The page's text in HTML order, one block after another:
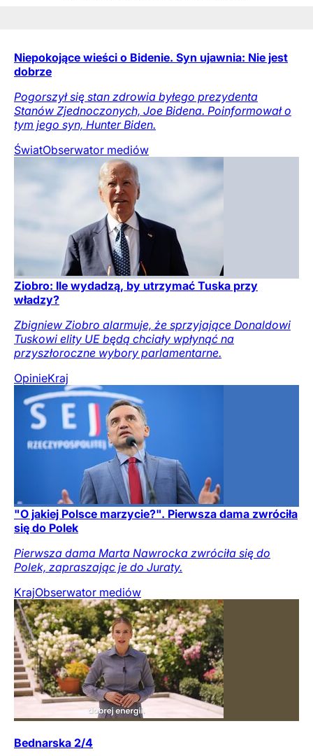
Niepokojące wieści o Bidenie. Syn ujawnia: Nie jest
dobrze
Pogorszył się stan zdrowia byłego prezydenta
Stanów Zjednoczonych, Joe Bidena. Poinformował o
tym jego syn, Hunter Biden.
ŚwiatObserwator mediów
Ziobro: Ile wydadzą, by utrzymać Tuska przy
władzy?
Zbigniew Ziobro alarmuje, że sprzyjające Donaldowi
Tuskowi elity UE będą chciały wpłynąć na
przyszłoroczne wybory parlamentarne.
OpinieKraj
"O jakiej Polsce marzycie?". Pierwsza dama zwróciła
się do Polek
Pierwsza dama Marta Nawrocka zwróciła się do
Polek, zapraszając je do Juraty.
KrajObserwator mediów
Bednarska 2/4